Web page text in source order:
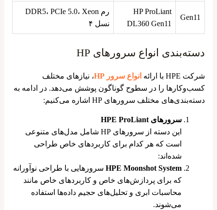
Gen11
HP ProLiant
DL360 Gen11
رم DDR5، PCIe 5.0، Xeon
نسل ۴
دسته‌بندی انواع سرورهای HP
شرکت HPE با ارائه انواع سرور HP
، نیازهای مختلف
کسب‌وکارها را در سطوح گوناگون پوشش می‌دهد. در ادامه به
دسته‌بندی‌های مختلف سرورهای HP اشاره می‌کنیم:
سرورهای HPE ProLiant
این دسته از سرورهای HP شامل مدل‌های متنوعی
است که هر کدام برای کاربردهای خاص طراحی
شده‌اند:
HPE Moonshot Systemسرورهایی با طراحی نوآورانه
که برای پردازش‌های خاص و کاربردهای خاص مانند
محاسبات ابری و تحلیل‌های حجیم داده‌ها استفاده
می‌شوند.